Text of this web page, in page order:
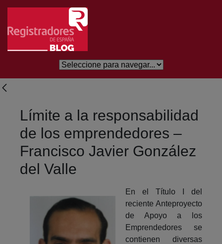
Eduki nagusira joan
Límite a la responsabilidad
de los emprendedores –
Francisco Javier González
del Valle
En el Título I del
reciente Anteproyecto
de Apoyo a los
Emprendedores se
contienen diversas